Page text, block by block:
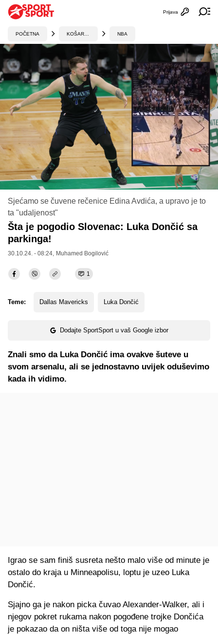
Otvori
Prijava
POČETNA NBA
Sjećamo se čuvene rečenice Edina Avdića, a upravo je to
ta "udaljenost"
Šta je pogodio Slovenac: Luka Dončić sa
parkinga!
30.10.24. - 08:24, Muhamed Bogilović
1
Teme: Dallas Mavericks Luka Dončić
Dodajte SportSport u vaš Google izbor
Znali smo da Luka Dončić ima ovakve šuteve u
svom arsenalu, ali se jednostavno uvijek oduševimo
kada ih vidimo.
Igrao se sam finiš susreta nešto malo više od minute je
ostalo do kraja u Minneapolisu, loptu je uzeo Luka
Dončić.
Sjajno ga je nakon picka čuvao Alexander-Walker, ali i
njegov pokret rukama nakon pogođene trojke Dončića
je pokazao da on ništa više od toga nije mogao